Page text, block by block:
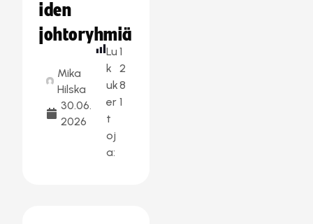
iden
johtoryhmiä
Mika
Hilska
30.06.
2026
Lu
k
uk
er
t
oj
a:
1
2
8
1